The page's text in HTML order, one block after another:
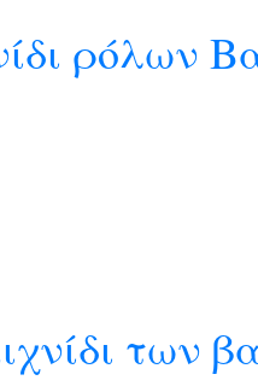
ρόλων
των